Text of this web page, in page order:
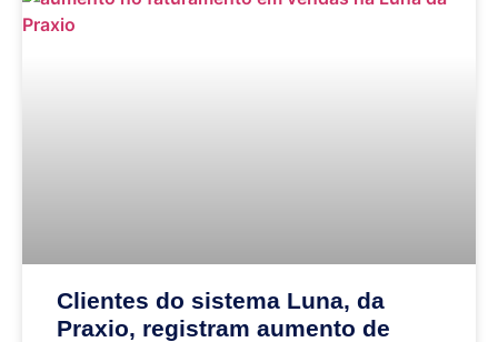
Clientes do sistema Luna, da
Praxio, registram aumento de